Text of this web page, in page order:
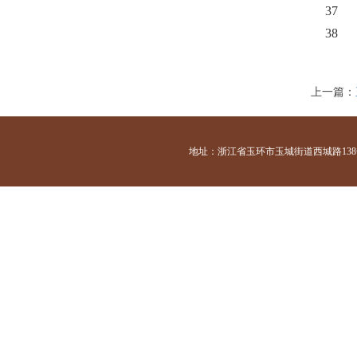
37
38
上一篇：
地址：浙江省玉环市玉城街道西城路